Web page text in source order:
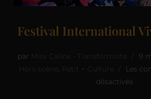
Festival International
par 9
,
Les
désactivés